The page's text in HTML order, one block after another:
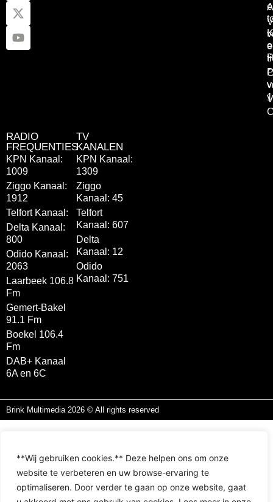
**Wij gebruiken cookies.** Deze helpen ons om onze
website te verbeteren en uw browse-ervaring te
optimaliseren. Door verder te gaan op onze website, gaat
RADIO
FREQUENTIES
KPN Kanaal:
1009
Ziggo Kanaal:
1912
Telfort Kanaal:
Delta Kanaal:
800
Odido Kanaal:
2063
Laarbeek 106.8
Fm
Gemert-Bakel
91.1 Fm
Boekel 106.4
Fm
DAB+ Kanaal
6A en 6C
TV
KANALEN
KPN Kanaal:
1309
Ziggo
Kanaal: 45
Telfort
Kanaal: 607
Delta
Kanaal: 12
Odido
Kanaal: 751
Brink Multimedia 2026 © All rights reserved